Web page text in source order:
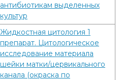
антибиотикам выделенных
культур
Жидкостная цитология 1
препарат. Цитологическое
исследование материала
шейки матки/цервикального
канала (окраска по